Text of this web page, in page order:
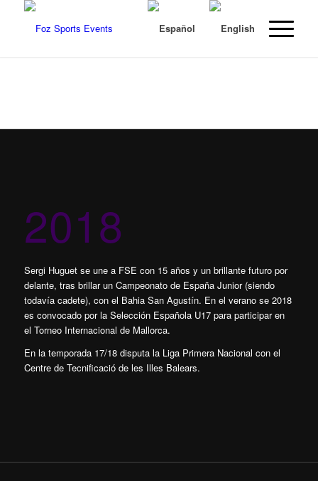
2018
Sergi Huguet se une a FSE con 15 años y un brillante futuro por
delante, tras brillar un Campeonato de España Junior (siendo
todavía cadete), con el Bahia San Agustín. En el verano se 2018
es convocado por la Selección Española U17 para participar en
el Torneo Internacional de Mallorca.
En la temporada 17/18 disputa la Liga Primera Nacional con el
Centre de Tecnificació de les Illes Balears.